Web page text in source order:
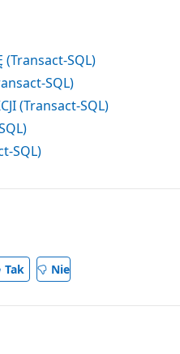
(Transact-SQL)
SQL)
(Transact-SQL)
SQL)
Tak Nie